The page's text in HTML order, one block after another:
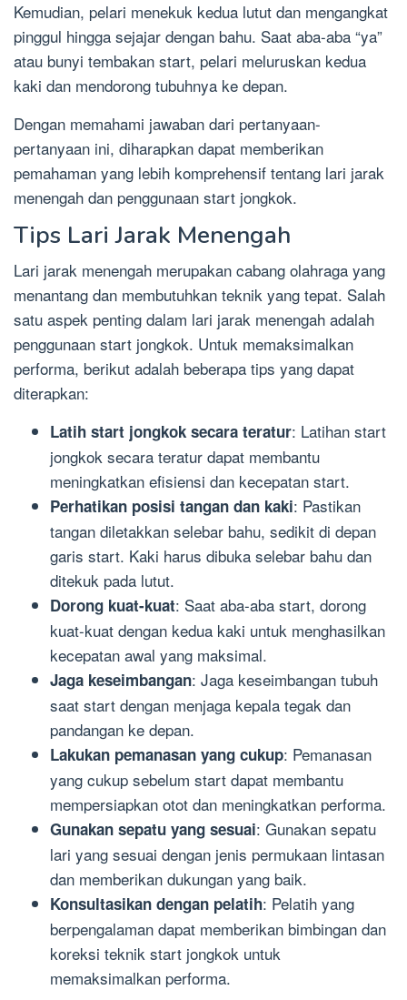
Kemudian, pelari menekuk kedua lutut dan mengangkat
pinggul hingga sejajar dengan bahu. Saat aba-aba “ya”
atau bunyi tembakan start, pelari meluruskan kedua
kaki dan mendorong tubuhnya ke depan.
Dengan memahami jawaban dari pertanyaan-
pertanyaan ini, diharapkan dapat memberikan
pemahaman yang lebih komprehensif tentang lari jarak
menengah dan penggunaan start jongkok.
Tips Lari Jarak Menengah
Lari jarak menengah merupakan cabang olahraga yang
menantang dan membutuhkan teknik yang tepat. Salah
satu aspek penting dalam lari jarak menengah adalah
penggunaan start jongkok. Untuk memaksimalkan
performa, berikut adalah beberapa tips yang dapat
diterapkan:
Latih start jongkok secara teratur: Latihan start
jongkok secara teratur dapat membantu
meningkatkan efisiensi dan kecepatan start.
Perhatikan posisi tangan dan kaki: Pastikan
tangan diletakkan selebar bahu, sedikit di depan
garis start. Kaki harus dibuka selebar bahu dan
ditekuk pada lutut.
Dorong kuat-kuat: Saat aba-aba start, dorong
kuat-kuat dengan kedua kaki untuk menghasilkan
kecepatan awal yang maksimal.
Jaga keseimbangan: Jaga keseimbangan tubuh
saat start dengan menjaga kepala tegak dan
pandangan ke depan.
Lakukan pemanasan yang cukup: Pemanasan
yang cukup sebelum start dapat membantu
mempersiapkan otot dan meningkatkan performa.
Gunakan sepatu yang sesuai: Gunakan sepatu
lari yang sesuai dengan jenis permukaan lintasan
dan memberikan dukungan yang baik.
Konsultasikan dengan pelatih: Pelatih yang
berpengalaman dapat memberikan bimbingan dan
koreksi teknik start jongkok untuk
memaksimalkan performa.